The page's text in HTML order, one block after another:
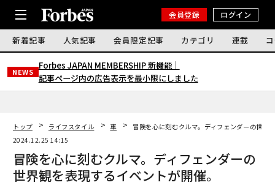
会員登録 ログイン
新着記事 人気記事 会員限定記事 カテゴリ 連載
NEWS
Forbes JAPAN MEMBERSHIP 新機能｜
記事ページ内の広告表示を最小限にしました
トップ ライフスタイル 車
冒険を心に刻むクルマ。ディフェンダーの世界
2024.12.25 14:15
冒険を心に刻むクルマ。ディフェンダーの
世界観を表現するイベントが開催。